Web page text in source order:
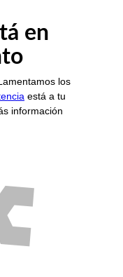
en
los
está a tu
información